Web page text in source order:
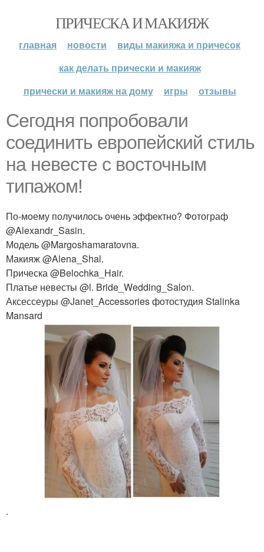
ПРИЧЕСКА И МАКИЯЖ
главная новости
виды макияжа и причесок
как делать прически и макияж
прически и макияж на дому
игры отзывы
Сегодня попробовали
соединить европейский стиль
на невесте с восточным
типажом!
По-моему получилось очень эффектно? Фотограф
@Alexandr_Sasin.
Модель @Margoshamaratovna.
Макияж @Alena_Shal.
Прическа @Belochka_Hair.
Платье невесты @l. Bride_Wedding_Salon.
Аксессеуры @Janet_Accessories фотостудия Stalinka
Mansard
.